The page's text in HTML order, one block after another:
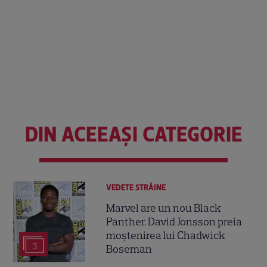
DIN ACEEAȘI CATEGORIE
3
VEDETE STRĂINE
Marvel are un nou Black
Panther. David Jonsson preia
moștenirea lui Chadwick
Boseman